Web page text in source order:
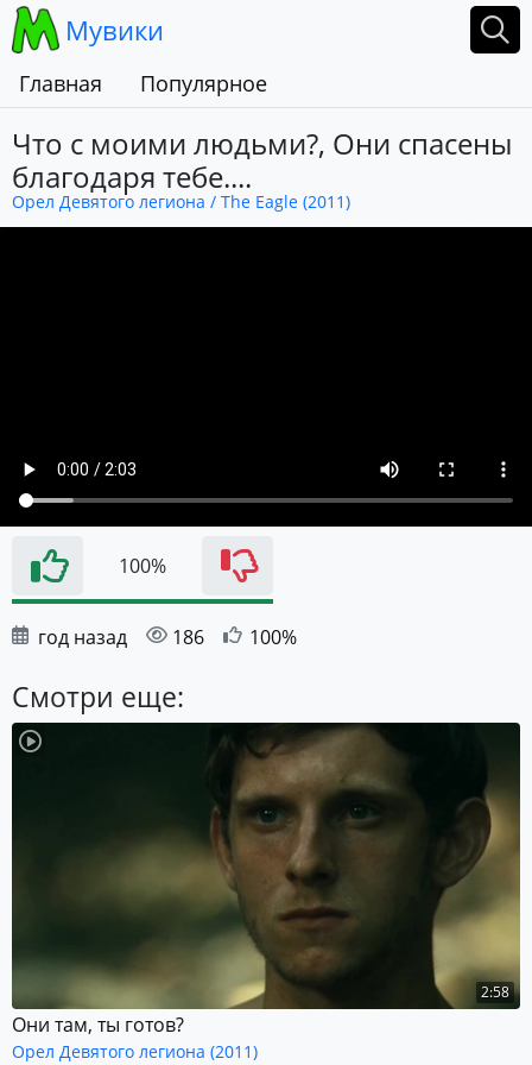
Мувики
Главная Популярное
Что с моими людьми?, Они спасены
благодаря тебе....
Орел Девятого легиона / The Eagle (2011)
100%
год назад 186 100%
Смотри еще:
2:58
Они там, ты готов?
Орел Девятого легиона (2011)